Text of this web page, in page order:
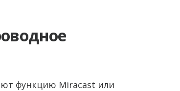
функцию Miracast или